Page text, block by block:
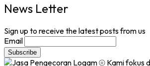
News Letter
Sign up to receive the latest posts from us
Email